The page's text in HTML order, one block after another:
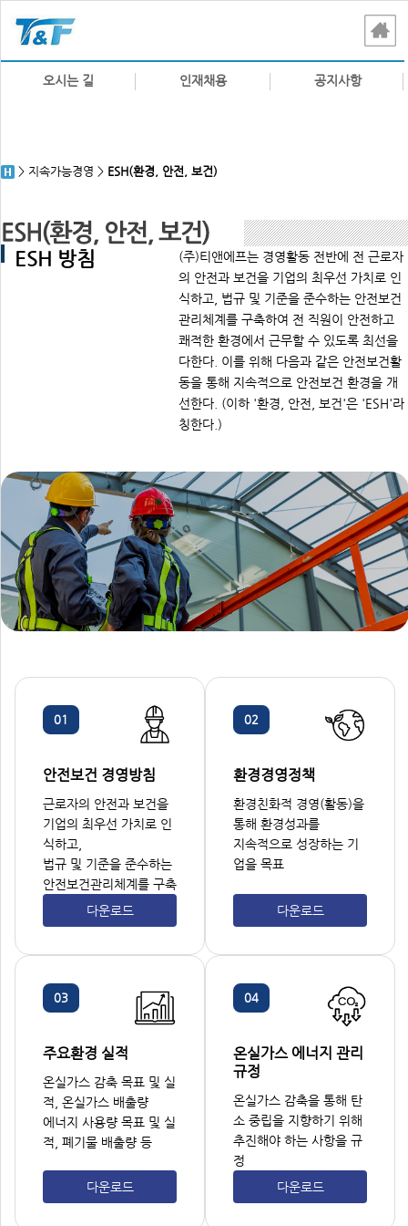
오시는 길 인재채용 공지사항
> 지속가능경영 > ESH(환경, 안전, 보건)
ESH 방침
(주)티앤에프는 경영활동 전반에 전 근로자
의 안전과 보건을 기업의 최우선 가치로 인
식하고, 법규 및 기준을 준수하는 안전보건
관리체계를 구축하여 전 직원이 안전하고
쾌적한 환경에서 근무할 수 있도록 최선을
다한다. 이를 위해 다음과 같은 안전보건활
동을 통해 지속적으로 안전보건 환경을 개
선한다. (이하 '환경, 안전, 보건'은 'ESH'라
칭한다.)
01
안전보건 경영방침
근로자의 안전과 보건을
기업의 최우선 가치로 인
식하고,
법규 및 기준을 준수하는
안전보건관리체계를 구축
다운로드
02
환경경영정책
환경친화적 경영(활동)을
통해 환경성과를
지속적으로 성장하는 기
업을 목표
다운로드
03
주요환경 실적
온실가스 감축 목표 및 실
적, 온실가스 배출량
에너지 사용량 목표 및 실
적, 폐기물 배출량 등
다운로드
04
온실가스 에너지 관리
규정
온실가스 감축을 통해 탄
소 중립을 지향하기 위해
추진해야 하는 사항을 규
정
다운로드